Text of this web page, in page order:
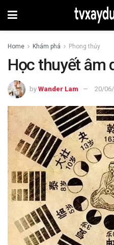
Home Khám phá Phong thủy
Học thuyết âm
by Wander Lam 20/